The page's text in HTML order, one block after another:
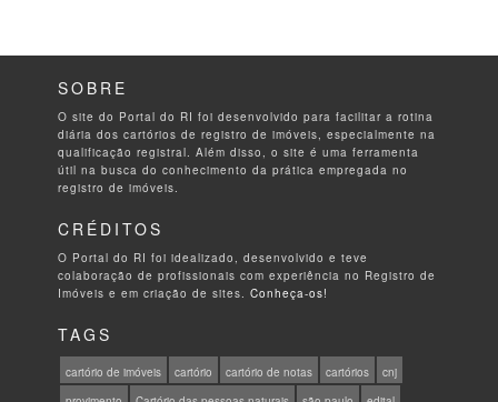
SOBRE
O site do Portal do RI foi desenvolvido para facilitar a rotina
diária dos cartórios de registro de imóveis, especialmente na
qualificação registral. Além disso, o site é uma ferramenta
útil na busca do conhecimento da prática empregada no
registro de imóveis.
CRÉDITOS
O Portal do RI foi idealizado, desenvolvido e teve
colaboração de profissionais com experiência no Registro de
Imóveis e em criação de sites.Conheça-os!
TAGS
cartório de imóveis cartório cartório de notas cartórios
cnj